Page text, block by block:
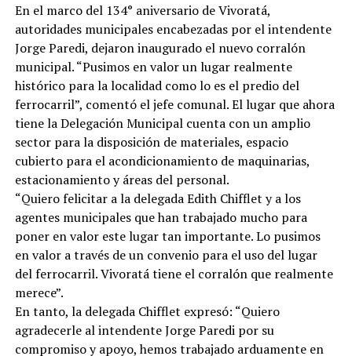
En el marco del 134° aniversario de Vivoratá,
autoridades municipales encabezadas por el intendente
Jorge Paredi, dejaron inaugurado el nuevo corralón
municipal. “Pusimos en valor un lugar realmente
histórico para la localidad como lo es el predio del
ferrocarril”, comentó el jefe comunal. El lugar que ahora
tiene la Delegación Municipal cuenta con un amplio
sector para la disposición de materiales, espacio
cubierto para el acondicionamiento de maquinarias,
estacionamiento y áreas del personal.
“Quiero felicitar a la delegada Edith Chifflet y a los
agentes municipales que han trabajado mucho para
poner en valor este lugar tan importante. Lo pusimos
en valor a través de un convenio para el uso del lugar
del ferrocarril. Vivoratá tiene el corralón que realmente
merece”.
En tanto, la delegada Chifflet expresó: “Quiero
agradecerle al intendente Jorge Paredi por su
compromiso y apoyo, hemos trabajado arduamente en